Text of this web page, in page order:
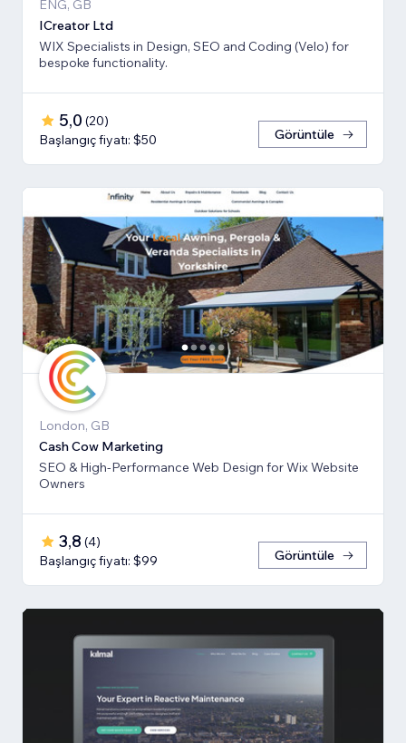
ENG, GB
ICreator Ltd
WIX Specialists in Design, SEO and Coding (Velo) for
bespoke functionality.
5,0 (20)
Başlangıç fiyatı: $50
Görüntüle
London, GB
Cash Cow Marketing
SEO & High-Performance Web Design for Wix Website
Owners
3,8 (4)
Başlangıç fiyatı: $99
Görüntüle